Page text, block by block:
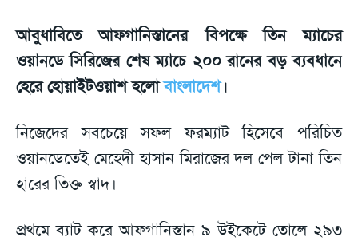
আবুধাবিতে আফগানিস্তানের বিপক্ষে তিন ম্যাচের
ওয়ানডে সিরিজের শেষ ম্যাচে ২০০ রানের বড় ব্যবধানে
হেরে হোয়াইটওয়াশ হলোবাংলাদেশ।
নিজেদের সবচেয়ে সফল ফরম্যাট হিসেবে পরিচিত
ওয়ানডেতেই মেহেদী হাসান মিরাজের দল পেল টানা তিন
হারের তিক্ত স্বাদ।
প্রথমে ব্যাট করে আফগানিস্তান ৯ উইকেটে তোলে ২৯৩